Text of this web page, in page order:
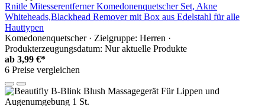
Rnitle Mitesserentferner Komedonenquetscher Set, Akne
Whiteheads,Blackhead Remover mit Box aus Edelstahl für alle
Hauttypen
Komedonenquetscher · Zielgruppe: Herren ·
Produkterzeugungsdatum: Nur aktuelle Produkte
ab 3,99 €*
6 Preise vergleichen